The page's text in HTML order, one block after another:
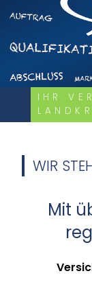
IHR
WIR
Mit